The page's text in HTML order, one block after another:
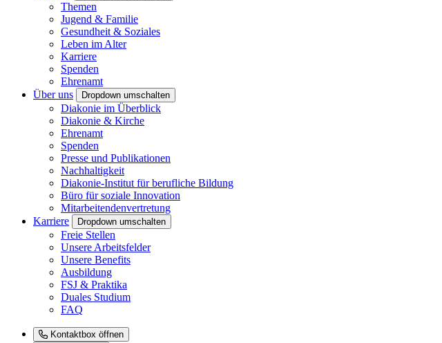
Themen
Jugend & Familie
Gesundheit & Soziales
Leben im Alter
Karriere
Spenden
Ehrenamt
Über uns
Dropdown umschalten
Diakonie im Überblick
Diakonie & Kirche
Ehrenamt
Spenden
Presse und Publikationen
Nachhaltigkeit
Diakonie-Institut für berufliche Bildung
Büro für soziale Innovation
Mitarbeitendenvertretung
Karriere
Dropdown umschalten
Freie Stellen
Unsere Arbeitsfelder
Unsere Benefits
Ausbildung
FSJ & Praktika
Duales Studium
FAQ
Kontaktbox öffnen